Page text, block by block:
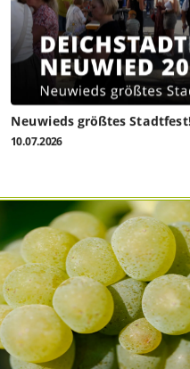
Neuwieds größtes
10.07.2026